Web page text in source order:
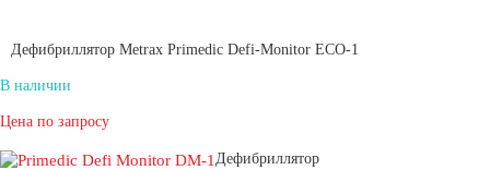
Дефибриллятор Metrax Primedic Defi-Monitor ECO-1
В наличии
Цена по запросу
Дефибриллятор